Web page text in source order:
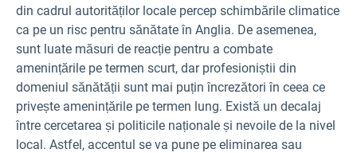
din cadrul autorităților locale percep schimbările climatice
ca pe un risc pentru sănătate în Anglia. De asemenea,
sunt luate măsuri de reacție pentru a combate
amenințările pe termen scurt, dar profesioniștii din
domeniul sănătății sunt mai puțin încrezători în ceea ce
privește amenințările pe termen lung. Există un decalaj
între cercetarea și politicile naționale și nevoile de la nivel
local. Astfel, accentul se va pune pe eliminarea sau